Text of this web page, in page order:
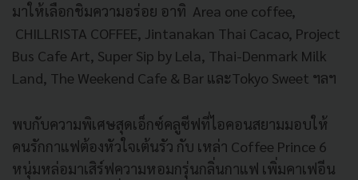
มาให้เลือกชิมความอร่อย อาทิ Area one coffee,
CHILLRISTA COFFEE, Jintanakan Thai Cacao, Project
Bus Cafe Art, Super Sip by Lela, Thai-Denmark Milk
Land, The Weekend Cafe & Bar และTokyo Sweet ฯลฯ
พบกับความพิเศษสุดเอ็กซ์คลูซีฟที่ไอคอนสยามมอบให้
คนรักกาแฟต้องหัวใจเต้นรัว กับ เหล่า Coffee Prince 6
หนุ่มหล่อมาเสิร์ฟความหอมกรุ่นกลิ่นกาแฟ เพิ่มคาเฟอีน